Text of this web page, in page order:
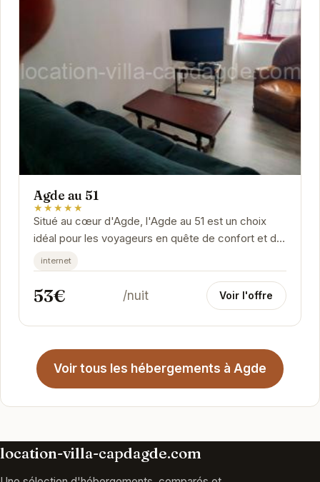
Agde au 51
★★★★★
Situé au cœur d'Agde, l'Agde au 51 est un choix
idéal pour les voyageurs en quête de confort et de
tranquillité. Proposant des chambres...
internet
53€ /nuit Voir l'offre
Voir tous les hébergements à Agde
location-villa-capdagde.com